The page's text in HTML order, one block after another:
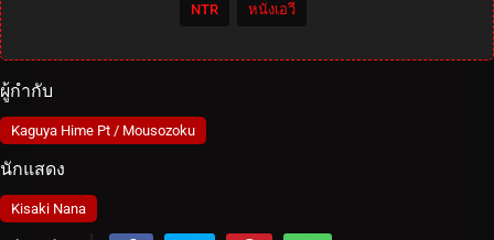
NTR หนังเอวี
ผู้กำกับ
Kaguya Hime Pt / Mousozoku
นักแสดง
Kisaki Nana